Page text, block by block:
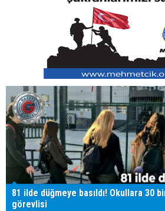
81 ilde düğmeye basıldı! Okullara 30
görevlisi